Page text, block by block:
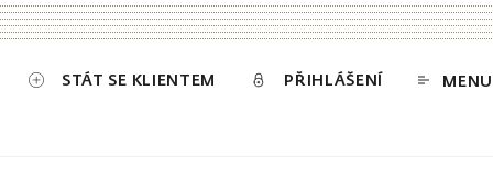
STÁT SE KLIENTEM PŘIHLÁŠENÍ MENU